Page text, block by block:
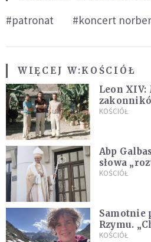
#patronat #koncert
WIĘCEJ W:KOŚCIÓŁ
Leon XIV:
do
KOŚCIÓŁ
Abp
słowa
„cię nie
KOŚCIÓŁ
Samotnie
Rzymu.
ufać Bogu”
KOŚCIÓŁ